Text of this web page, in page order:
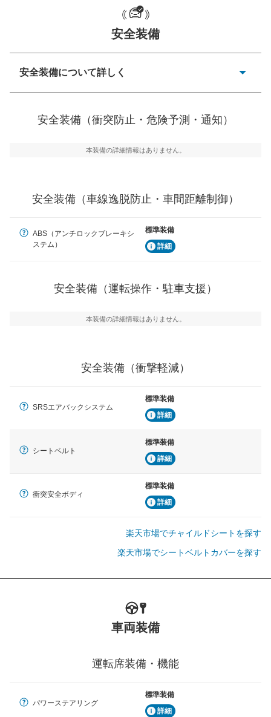
一般的な荷物のサイズの目安
安全装備
安全装備について詳しく
ーキアシスト、ABSなどが装備されています。
車線逸脱防止
車線のはみだしやふらつきを防止するためにレーンキー
車間距離制御
安全な車間距離を保ちながら前車を追従するアダプティ
運転・駐車支援
れています。
るSRSエアバッグシステム、プリテンショナーシートベ
ルトなどが装備されています。
安全装備（衝突防止・危険予測・通知）
本装備の詳細情報はありません。
安全装備（車線逸脱防止・車間距離制御）
ABS（アンチロックブレーキシ
ステム）
標準装備
詳細
安全装備（運転操作・駐車支援）
本装備の詳細情報はありません。
安全装備（衝撃軽減）
SRSエアバックシステム
標準装備
詳細
シートベルト
標準装備
詳細
衝突安全ボディ
標準装備
詳細
楽天市場でチャイルドシートを探す
楽天市場でシートベルトカバーを探す
車両装備
運転席装備・機能
パワーステアリング
標準装備
詳細